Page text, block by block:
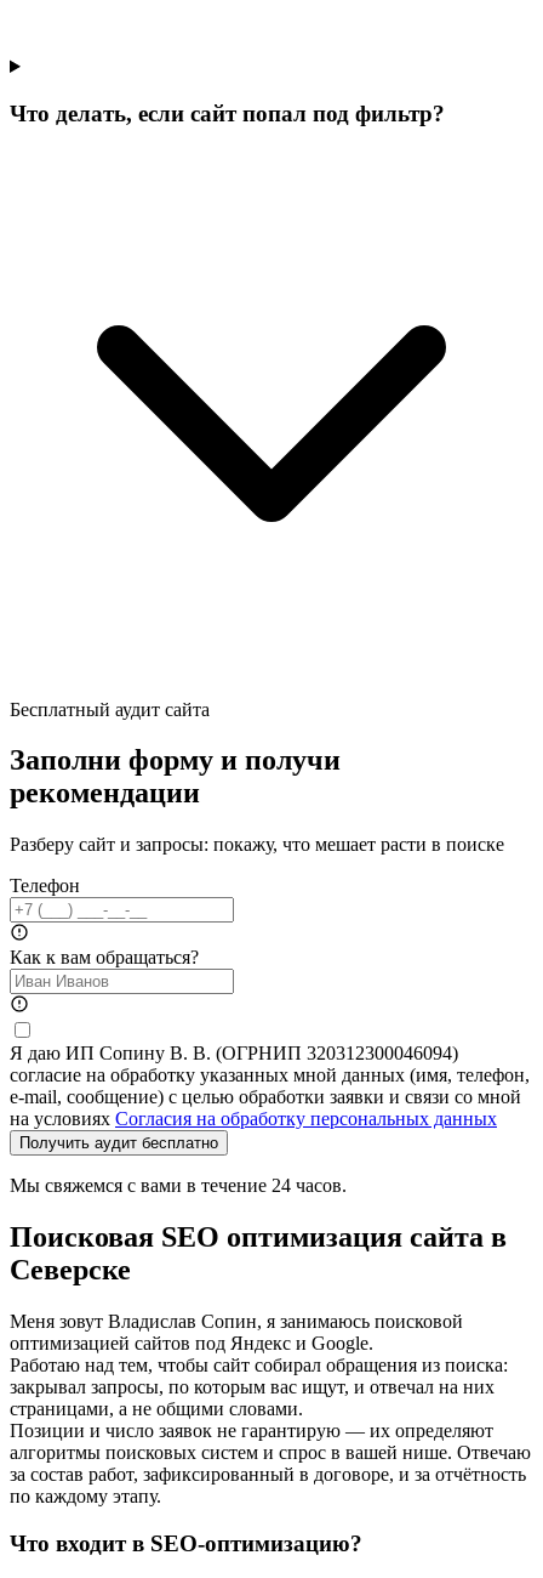
Что делать, если сайт попал под фильтр?
Бесплатный аудит сайта
Заполни форму и получи
рекомендации
Разберу сайт и запросы: покажу, что мешает расти в поиске
Телефон
Как к вам обращаться?
Я даю ИП Сопину В. В. (ОГРНИП 320312300046094)
согласие на обработку указанных мной данных (имя, телефон,
e-mail, сообщение) с целью обработки заявки и связи со мной
на условиях Согласия на обработку персональных данных
Получить аудит бесплатно
Мы свяжемся с вами в течение 24 часов.
Поисковая SEO оптимизация сайта в
Северске
Меня зовут Владислав Сопин, я занимаюсь поисковой
оптимизацией сайтов под Яндекс и Google.
Работаю над тем, чтобы сайт собирал обращения из поиска:
закрывал запросы, по которым вас ищут, и отвечал на них
страницами, а не общими словами.
Позиции и число заявок не гарантирую — их определяют
алгоритмы поисковых систем и спрос в вашей нише. Отвечаю
за состав работ, зафиксированный в договоре, и за отчётность
по каждому этапу.
Что входит в SEO-оптимизацию?